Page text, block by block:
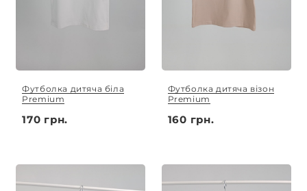
Футболка дитяча біла
Premium
170 грн.
Футболка дитяча візон
Premium
160 грн.